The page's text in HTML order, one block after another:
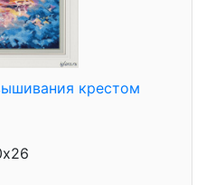
крестом